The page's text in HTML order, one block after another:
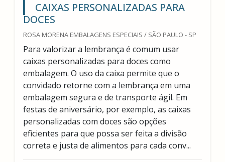
CAIXAS PERSONALIZADAS PARA
DOCES
ROSA MORENA EMBALAGENS ESPECIAIS / SÃO PAULO - SP
Para valorizar a lembrança é comum usar
caixas personalizadas para doces como
embalagem. O uso da caixa permite que o
convidado retorne com a lembrança em uma
embalagem segura e de transporte ágil. Em
festas de aniversário, por exemplo, as caixas
personalizadas com doces são opções
eficientes para que possa ser feita a divisão
correta e justa de alimentos para cada conv...